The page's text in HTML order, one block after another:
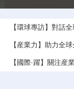
【環球專訪】對話
【産業力】助力全
【國際·躍】關注産